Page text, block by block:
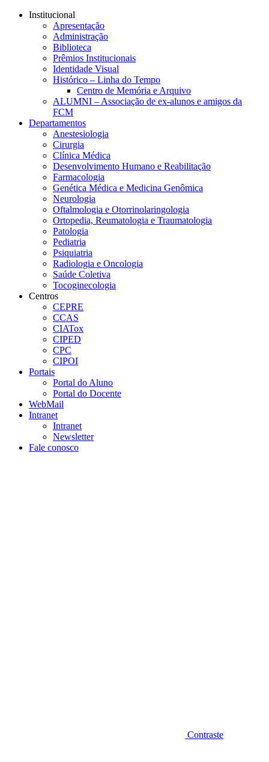
Conteúdo principal
Institucional
Apresentação
Administração
Biblioteca
Prêmios Institucionais
Identidade Visual
Histórico – Linha do Tempo
Centro de Memória e Arquivo
ALUMNI – Associação de ex-alunos e amigos da
FCM
Departamentos
Anestesiologia
Cirurgia
Clínica Médica
Desenvolvimento Humano e Reabilitação
Farmacologia
Genética Médica e Medicina Genômica
Neurologia
Oftalmologia e Otorrinolaringologia
Ortopedia, Reumatologia e Traumatologia
Patologia
Pediatria
Psiquiatria
Radiologia e Oncologia
Saúde Coletiva
Tocoginecologia
Centros
CEPRE
CCAS
CIATox
CIPED
CPC
CIPOI
Portais
Portal do Aluno
Portal do Docente
WebMail
Intranet
Intranet
Newsletter
Fale conosco
Contraste